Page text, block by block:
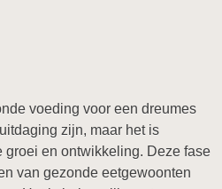
voeding voor een dreumes
zijn, maar het is
groei en ontwikkeling. Deze fase
van gezonde eetgewoonten